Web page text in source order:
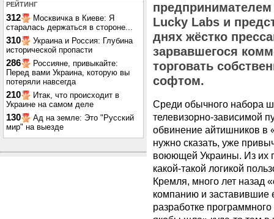
РЕЙТИНГ
312
Москвичка в Киеве: Я
старалась держаться в стороне...
310
Украина и Россия: Глубина
исторической пропасти
286
Россияне, привыкайте:
Перед вами Украина, которую вы
потеряли навсегда
210
Итак, что происходит в
Украине на самом деле
130
Ад на земле: Это "Русский
мир" на выезде
предпринимателем
Lucky Labs и
днях жёстко
зарвавшегося
торговать
софтом.
Среди обычного набора
телевизорно-зависимой
обвинение айтишников в
нужно сказать, уже
воюющей Украины. Из их
какой-такой логикой
Кремля, много лет назад
компанию и заставившие
разработке